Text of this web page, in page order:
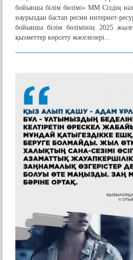
бойынша білім бөлімі» ММ Сіздің
наурыздан бастап ресми интернет-
бойынша білім бөлімінің 2025
қызметтер көрсету мәселелері...